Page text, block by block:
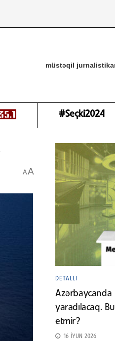
müstəqil
#Seçki2024
AA
DETALLI
Azərbaycanda
yaradılacaq.
etmir?
16 İYUN 2026